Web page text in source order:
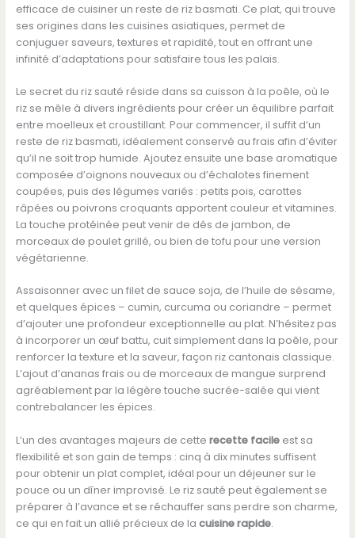
efficace de cuisiner un reste de riz basmati. Ce plat, qui trouve
ses origines dans les cuisines asiatiques, permet de
conjuguer saveurs, textures et rapidité, tout en offrant une
infinité d’adaptations pour satisfaire tous les palais.
Le secret du riz sauté réside dans sa cuisson à la poêle, où le
riz se mêle à divers ingrédients pour créer un équilibre parfait
entre moelleux et croustillant. Pour commencer, il suffit d’un
reste de riz basmati, idéalement conservé au frais afin d’éviter
qu’il ne soit trop humide. Ajoutez ensuite une base aromatique
composée d’oignons nouveaux ou d’échalotes finement
coupées, puis des légumes variés : petits pois, carottes
râpées ou poivrons croquants apportent couleur et vitamines.
La touche protéinée peut venir de dés de jambon, de
morceaux de poulet grillé, ou bien de tofu pour une version
végétarienne.
Assaisonner avec un filet de sauce soja, de l’huile de sésame,
et quelques épices – cumin, curcuma ou coriandre – permet
d’ajouter une profondeur exceptionnelle au plat. N’hésitez pas
à incorporer un œuf battu, cuit simplement dans la poêle, pour
renforcer la texture et la saveur, façon riz cantonais classique.
L’ajout d’ananas frais ou de morceaux de mangue surprend
agréablement par la légère touche sucrée-salée qui vient
contrebalancer les épices.
L’un des avantages majeurs de cette recette facileest sa
flexibilité et son gain de temps : cinq à dix minutes suffisent
pour obtenir un plat complet, idéal pour un déjeuner sur le
pouce ou un dîner improvisé. Le riz sauté peut également se
préparer à l’avance et se réchauffer sans perdre son charme,
ce qui en fait un allié précieux de la cuisine rapide.